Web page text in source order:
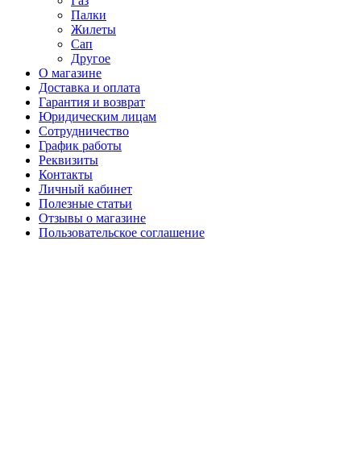
Палки
Жилеты
Сап
Другое
О магазине
Доставка и оплата
Гарантия и возврат
Юридическим лицам
Сотрудничество
График работы
Реквизиты
Контакты
Личный кабинет
Полезные статьи
Отзывы о магазине
Пользовательское соглашение